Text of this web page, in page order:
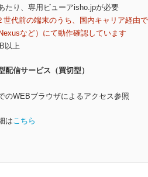
たり、専用ビューアisho.jpが必要
代前の端末のうち、国内キャリア経由
など）にて動作確認しています
以上
配信サービス（買切型）
のWEBブラウザによるアクセス参照
はこちら